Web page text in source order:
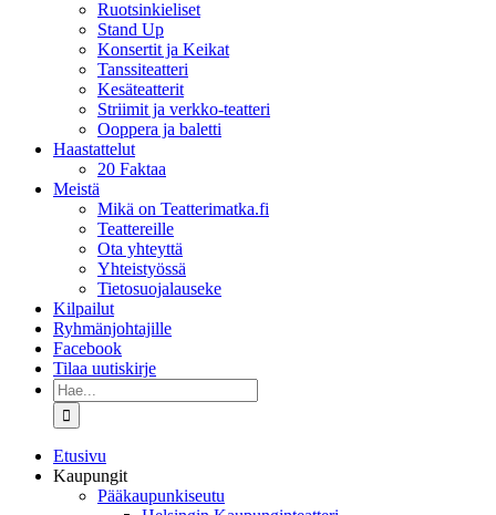
Ruotsinkieliset
Stand Up
Konsertit ja Keikat
Tanssiteatteri
Kesäteatterit
Striimit ja verkko-teatteri
Ooppera ja baletti
Haastattelut
20 Faktaa
Meistä
Mikä on Teatterimatka.fi
Teattereille
Ota yhteyttä
Yhteistyössä
Tietosuojalauseke
Kilpailut
Ryhmänjohtajille
Facebook
Tilaa uutiskirje
Etsi
...
Etusivu
Kaupungit
Pääkaupunkiseutu